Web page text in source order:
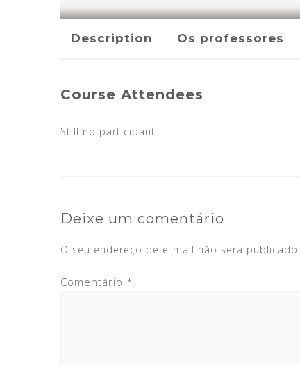
Description Os professores
Course Attendees
Still no participant
Deixe um comentário
O seu endereço de e-mail não será publicado.
Comentário *